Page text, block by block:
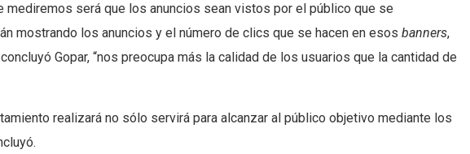
será que los anuncios sean vistos por el público que se
mostrando los anuncios y el número de clics que se hacen en esosbanners,
Gopar, “nos preocupa más la calidad de los usuarios que la cantidad de
realizará no sólo servirá para alcanzar al público objetivo mediante los